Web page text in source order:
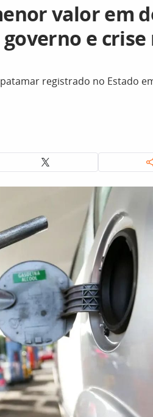
valor em
e crise
registrado no Estado